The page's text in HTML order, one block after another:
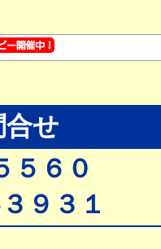
合せ
５６０
９３１